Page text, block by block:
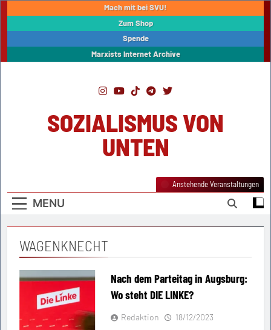
Mach mit bei SVU!
Zum Shop
Spende
Marxists Internet Archive
SOZIALISMUS VON
UNTEN
MENU
Anstehende Veranstaltungen
WAGENKNECHT
Nach dem Parteitag in Augsburg:
Wo steht DIE LINKE?
Redaktion 18/12/2023